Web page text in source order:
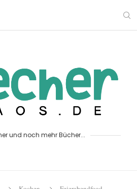
und noch mehr Bücher...